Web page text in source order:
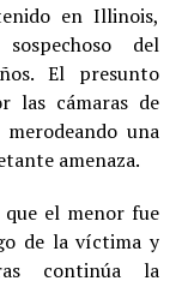
en Illinois,
del
El presunto
las cámaras de
una
amenaza.
el menor fue
de la víctima y
continúa la